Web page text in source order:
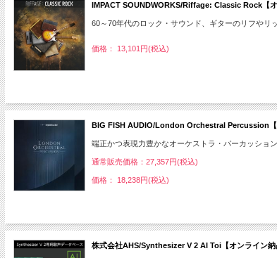
IMPACT SOUNDWORKS/Riffage: Classic Rock【
60～70年代のロック・サウンド、ギターのリフやリ
価格： 13,101円(税込)
BIG FISH AUDIO/London Orchestral Percussion【
端正かつ表現力豊かなオーケストラ・パーカッショ
通常販売価格：27,357円(税込)
価格： 18,238円(税込)
株式会社AHS/Synthesizer V 2 AI Toi【オンライン納